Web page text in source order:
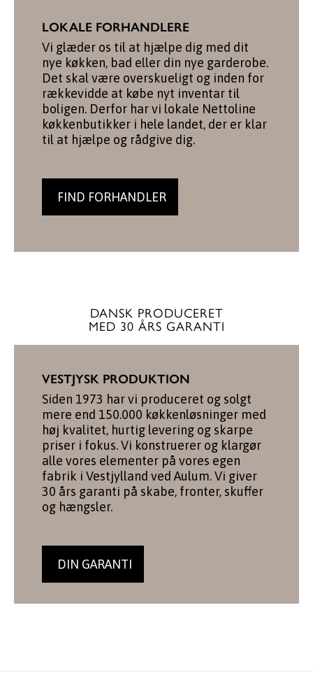
LOKALE FORHANDLERE
Vi glæder os til at hjælpe dig med dit
nye køkken, bad eller din nye garderobe.
Det skal være overskueligt og inden for
rækkevidde at købe nyt inventar til
boligen. Derfor har vi lokale Nettoline
køkkenbutikker i hele landet, der er klar
til at hjælpe og rådgive dig.
FIND FORHANDLER
DANSK PRODUCERET
MED 30 ÅRS GARANTI
VESTJYSK PRODUKTION
Siden 1973 har vi produceret og solgt
mere end 150.000 køkkenløsninger med
høj kvalitet, hurtig levering og skarpe
priser i fokus. Vi konstruerer og klargør
alle vores elementer på vores egen
fabrik i Vestjylland ved Aulum. Vi giver
30 års garanti på skabe, fronter, skuffer
og hængsler.
DIN GARANTI